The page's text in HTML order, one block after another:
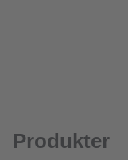
Produkter